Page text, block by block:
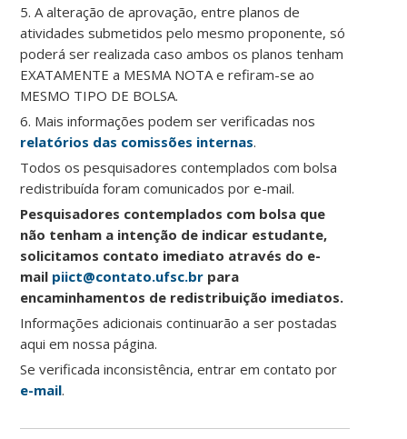
5. A alteração de aprovação, entre planos de
atividades submetidos pelo mesmo proponente, só
poderá ser realizada caso ambos os planos tenham
EXATAMENTE a MESMA NOTA e refiram-se ao
MESMO TIPO DE BOLSA.
6. Mais informações podem ser verificadas nos
relatórios das comissões internas.
Todos os pesquisadores contemplados com bolsa
redistribuída foram comunicados por e-mail.
Pesquisadores contemplados com bolsa que
não tenham a intenção de indicar estudante,
solicitamos contato imediato através do e-
mail piict@contato.ufsc.br para
encaminhamentos de redistribuição imediatos.
Informações adicionais continuarão a ser postadas
aqui em nossa página.
Se verificada inconsistência, entrar em contato por
e-mail.